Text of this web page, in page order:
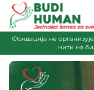
Фондација не
нити на